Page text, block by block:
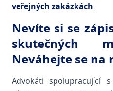
veřejných zakázkách.
Nevíte si se
skutečných
Neváhejte se na
Advokáti spolupracující